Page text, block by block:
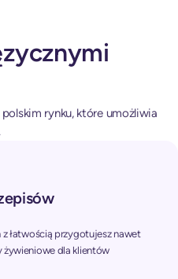
rynku, które umożliwia
łatwością przygotujesz nawet
żywieniowe dla klientów